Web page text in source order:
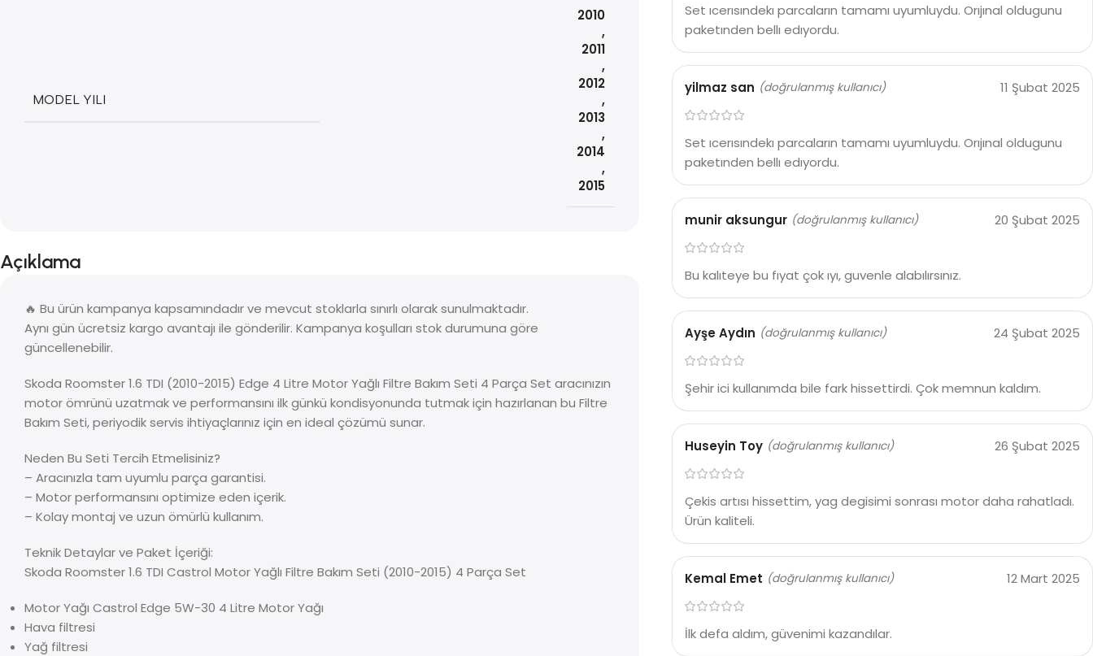
MODEL YILI
2010
,
2011
,
2012
,
2013
,
2014
,
2015
Açıklama
🔥 Bu ürün kampanya kapsamındadır ve mevcut stoklarla sınırlı olarak sunulmaktadır.
Aynı gün ücretsiz kargo avantajı ile gönderilir. Kampanya koşulları stok durumuna göre
güncellenebilir.
Skoda Roomster 1.6 TDI (2010-2015) Edge 4 Litre Motor Yağlı Filtre Bakım Seti 4 Parça Set aracınızın
motor ömrünü uzatmak ve performansını ilk günkü kondisyonunda tutmak için hazırlanan bu Filtre
Bakım Seti, periyodik servis ihtiyaçlarınız için en ideal çözümü sunar.
Neden Bu Seti Tercih Etmelisiniz?
– Aracınızla tam uyumlu parça garantisi.
– Motor performansını optimize eden içerik.
– Kolay montaj ve uzun ömürlü kullanım.
Teknik Detaylar ve Paket İçeriği:
Skoda Roomster 1.6 TDI Castrol Motor Yağlı Filtre Bakım Seti (2010-2015) 4 Parça Set
Motor Yağı Castrol Edge 5W-30 4 Litre Motor Yağı
Hava filtresi
Yağ filtresi
Set ıcerısındekı parcaların tamamı uyumluydu. Orıjınal oldugunu
paketınden bellı edıyordu.
yilmaz san (doğrulanmış kullanıcı) 11 Şubat 2025
Set ıcerısındekı parcaların tamamı uyumluydu. Orıjınal oldugunu
paketınden bellı edıyordu.
munir aksungur (doğrulanmış kullanıcı) 20 Şubat 2025
Bu kalıteye bu fıyat çok ıyı, guvenle alabılırsınız.
Ayşe Aydın (doğrulanmış kullanıcı) 24 Şubat 2025
Şehir ici kullanımda bile fark hissettirdi. Çok memnun kaldım.
Huseyin Toy (doğrulanmış kullanıcı) 26 Şubat 2025
Çekis artısı hissettim, yag degisimi sonrası motor daha rahatladı.
Ürün kaliteli.
Kemal Emet (doğrulanmış kullanıcı) 12 Mart 2025
İlk defa aldım, güvenimi kazandılar.